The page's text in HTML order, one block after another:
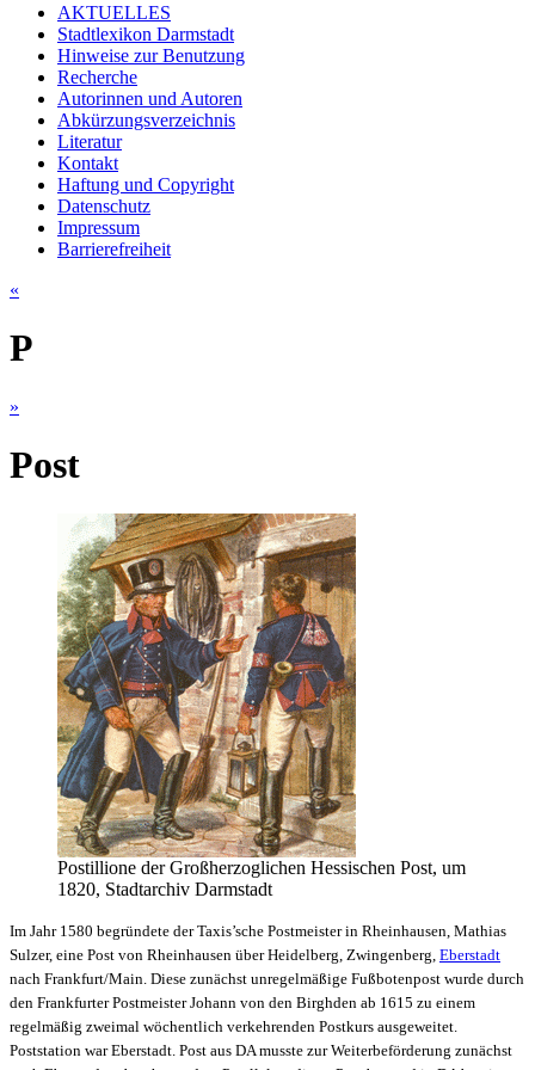
AKTUELLES
Stadtlexikon Darmstadt
Hinweise zur Benutzung
Recherche
Autorinnen und Autoren
Abkürzungsverzeichnis
Literatur
Kontakt
Haftung und Copyright
Datenschutz
Impressum
Barrierefreiheit
«
P
»
Post
Postillione der Großherzoglichen Hessischen Post, um
1820, Stadtarchiv Darmstadt
Im Jahr 1580 begründete der Taxis’sche Postmeister in Rheinhausen, Mathias
Sulzer, eine Post von Rheinhausen über Heidelberg, Zwingenberg, Eberstadt
nach Frankfurt/Main. Diese zunächst unregelmäßige Fußbotenpost wurde durch
den Frankfurter Postmeister Johann von den Birghden ab 1615 zu einem
regelmäßig zweimal wöchentlich verkehrenden Postkurs ausgeweitet.
Poststation war Eberstadt. Post aus DA musste zur Weiterbeförderung zunächst